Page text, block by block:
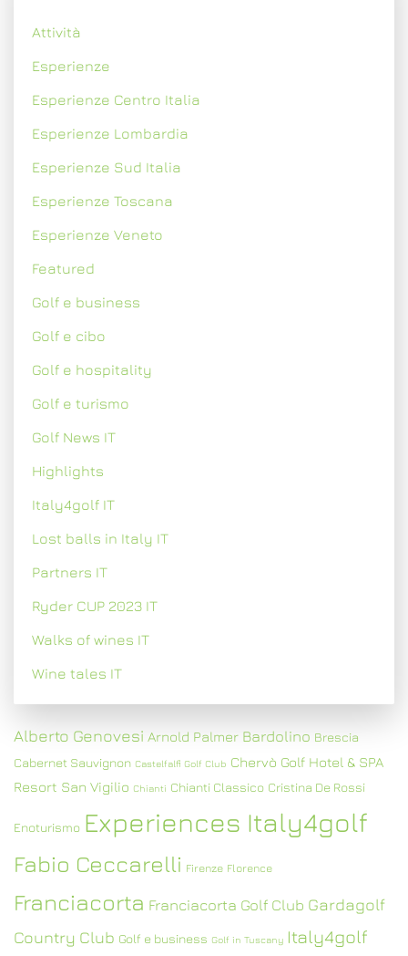
Attività
Esperienze
Esperienze Centro Italia
Esperienze Lombardia
Esperienze Sud Italia
Esperienze Toscana
Esperienze Veneto
Featured
Golf e business
Golf e cibo
Golf e hospitality
Golf e turismo
Golf News IT
Highlights
Italy4golf IT
Lost balls in Italy IT
Partners IT
Ryder CUP 2023 IT
Walks of wines IT
Wine tales IT
Alberto Genovesi Arnold Palmer Bardolino Brescia
Cabernet Sauvignon Castelfalfi Golf Club Chervò Golf Hotel & SPA
Resort San Vigilio Chianti Chianti Classico Cristina De Rossi
Enoturismo Experiences Italy4golf
Fabio Ceccarelli Firenze Florence
Franciacorta Franciacorta Golf Club Gardagolf
Country Club Golf e business Golf in Tuscany Italy4golf